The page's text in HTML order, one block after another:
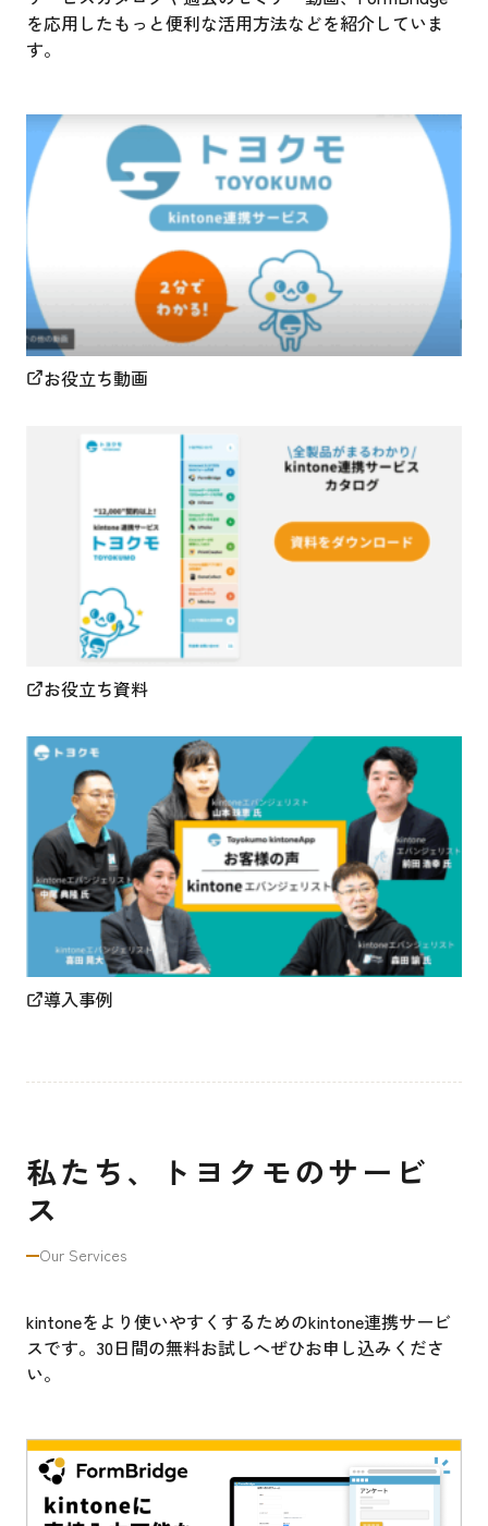
を応用したもっと便利な活用方法などを紹介していま
す。
お役立ち動画
お役立ち資料
導入事例
私たち、トヨクモのサービ
ス
Our Services
kintoneをより使いやすくするためのkintone連携サービ
スです。30日間の無料お試しへぜひお申し込みくださ
い。